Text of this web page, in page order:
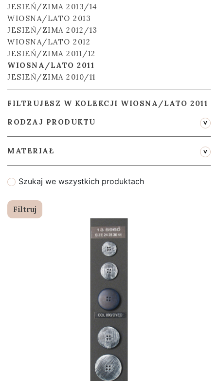
JESIEŃ/ZIMA 2013/14
WIOSNA/LATO 2013
JESIEŃ/ZIMA 2012/13
WIOSNA/LATO 2012
JESIEŃ/ZIMA 2011/12
WIOSNA/LATO 2011
JESIEŃ/ZIMA 2010/11
FILTRUJESZ W KOLEKCJI WIOSNA/LATO 2011
RODZAJ PRODUKTU
MATERIAŁ
Szukaj we wszystkich produktach
Filtruj